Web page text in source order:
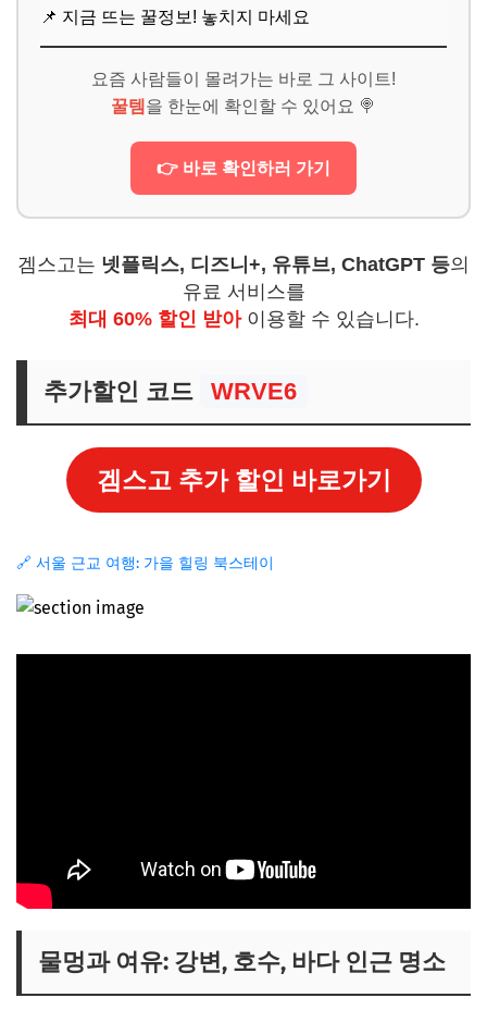
📌 지금 뜨는 꿀정보! 놓치지 마세요
요즘 사람들이 몰려가는 바로 그 사이트!
꿀템 을 한눈에 확인할 수 있어요 🍭
👉 바로 확인하러 가기
겜스고는 넷플릭스, 디즈니+, 유튜브, ChatGPT 등의
유료 서비스를
최대 60% 할인 받아이용할 수 있습니다.
추가할인 코드 WRVE6
겜스고 추가 할인 바로가기
🔗 서울 근교 여행: 가을 힐링 북스테이
물멍과 여유: 강변, 호수, 바다 인근 명소